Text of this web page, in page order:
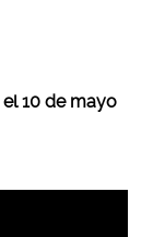
el 10 de mayo